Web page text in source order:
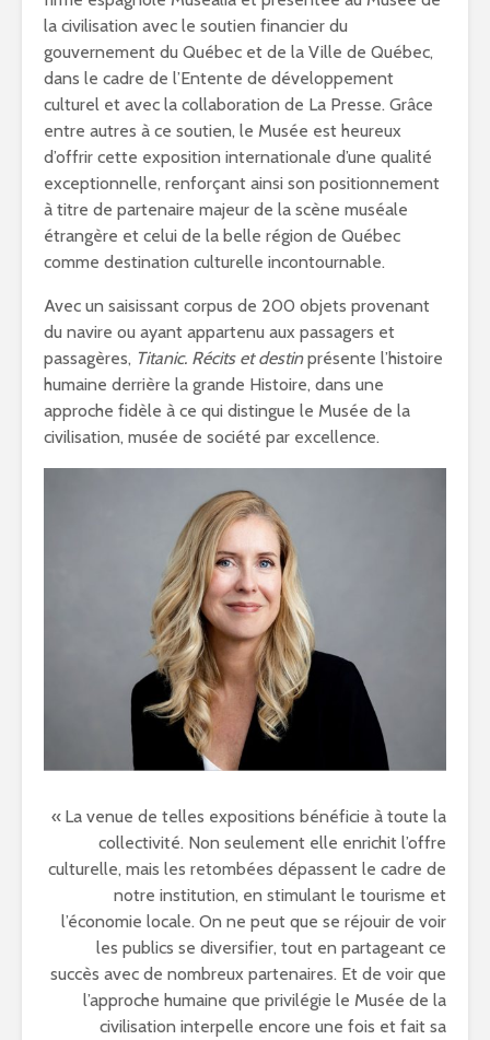
la civilisation avec le soutien financier du
gouvernement du Québec et de la Ville de Québec,
dans le cadre de l’Entente de développement
culturel et avec la collaboration de La Presse. Grâce
entre autres à ce soutien, le Musée est heureux
d’offrir cette exposition internationale d’une qualité
exceptionnelle, renforçant ainsi son positionnement
à titre de partenaire majeur de la scène muséale
étrangère et celui de la belle région de Québec
comme destination culturelle incontournable.
Avec un saisissant corpus de 200 objets provenant
du navire ou ayant appartenu aux passagers et
passagères, Titanic. Récits et destinprésente l’histoire
humaine derrière la grande Histoire, dans une
approche fidèle à ce qui distingue le Musée de la
civilisation, musée de société par excellence.
« La venue de telles expositions bénéficie à toute la
collectivité. Non seulement elle enrichit l’offre
culturelle, mais les retombées dépassent le cadre de
notre institution, en stimulant le tourisme et
l’économie locale. On ne peut que se réjouir de voir
les publics se diversifier, tout en partageant ce
succès avec de nombreux partenaires. Et de voir que
l’approche humaine que privilégie le Musée de la
civilisation interpelle encore une fois et fait sa